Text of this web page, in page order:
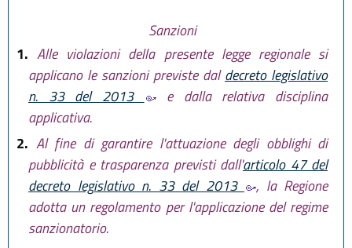
Sanzioni
1. Alle violazioni della presente legge regionale si
applicano le sanzioni previste daldecreto legislativo
n. 33 del 2013
e dalla relativa disciplina
applicativa.
2. Al fine di garantire l'attuazione degli obblighi di
pubblicità e trasparenza previsti dall'articolo 47 del
decreto legislativo n. 33 del 2013
, la Regione
adotta un regolamento per l'applicazione del regime
sanzionatorio.